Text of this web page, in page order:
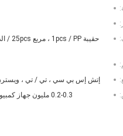
إتش إس بي سي ، تي / تي ، ويسترن
0.2-0.3 مليون جهاز كمبيوتر شخصى / شهر